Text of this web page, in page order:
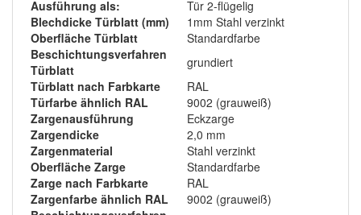
Ausführung als:
Tür 2-flügelig
Blechdicke Türblatt (mm)
1mm Stahl verzinkt
Oberfläche Türblatt
Standardfarbe
Beschichtungsverfahren
Türblatt
grundiert
Türblatt nach Farbkarte
RAL
Türfarbe ähnlich RAL
9002 (grauweiß)
Zargenausführung
Eckzarge
Zargendicke
2,0 mm
Zargenmaterial
Stahl verzinkt
Oberfläche Zarge
Standardfarbe
Zarge nach Farbkarte
RAL
Zargenfarbe ähnlich RAL
9002 (grauweiß)